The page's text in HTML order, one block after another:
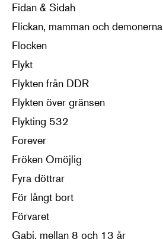
Fidan & Sidah
Flickan, mamman och demonerna
Flocken
Flykt
Flykten från DDR
Flykten över gränsen
Flykting 532
Forever
Fröken Omöjlig
Fyra döttrar
För långt bort
Förvaret
Gabi, mellan 8 och 13 år